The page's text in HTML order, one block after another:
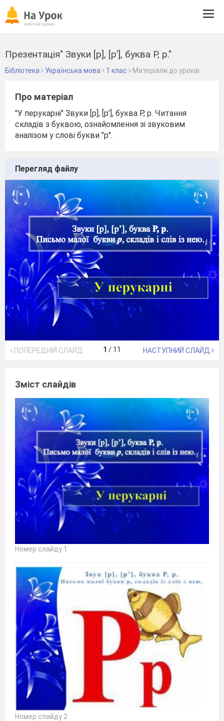
Презентація" Звуки [р], [р’], буква Р, р."
Бібліотека Українська мова 1 клас Матеріали до уроків
Про матеріал
"У перукарні" Звуки [р], [р'], буква Р, р. Читання
складів з буквою, ознайомлення зі звуковим
аналізом у слові букви "р".
Перегляд файлу
ПОПЕРЕДНІЙ СЛАЙД 1 / 11 НАСТУПНИЙ СЛАЙД
Зміст слайдів
Номер слайду 1
Номер слайду 2